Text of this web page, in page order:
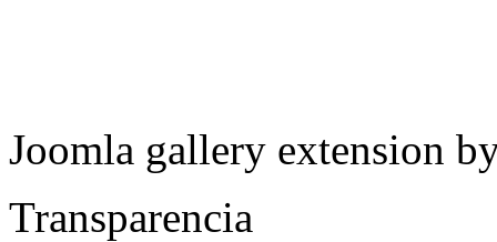
Joomla gallery extension
Transparencia